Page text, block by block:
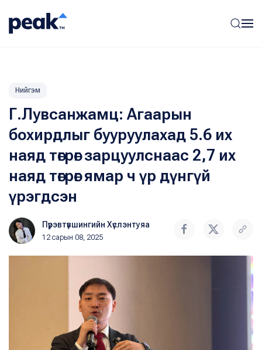
Нийгэм
Г.Лувсанжамц: Агаарын
бохирдлыг бууруулахад 5.6 их
наяд төгрөг зарцуулснаас 2,7 их
наяд төгрөг ямар ч үр дүнгүй
үрэгдсэн
Пүрэвтүвшингийн Хүслэнтуяа
12 сарын 08, 2025